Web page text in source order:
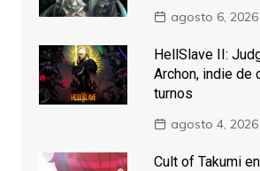
agosto 6, 2026
HellSlave II:
Archon, indie de
turnos
agosto 4, 2026
Cult of Takumi